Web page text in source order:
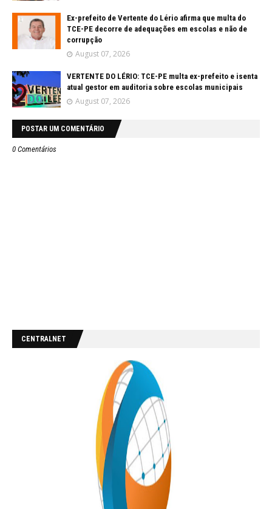
Ex-prefeito de Vertente do Lério afirma que multa do
TCE-PE decorre de adequações em escolas e não de
corrupção
August 07, 2026
VERTENTE DO LÉRIO: TCE-PE multa ex-prefeito e isenta
atual gestor em auditoria sobre escolas municipais
August 07, 2026
POSTAR UM COMENTÁRIO
0 Comentários
CENTRALNET